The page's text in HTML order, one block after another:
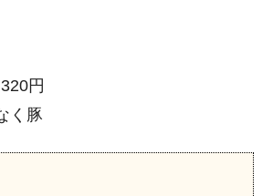
円
く豚